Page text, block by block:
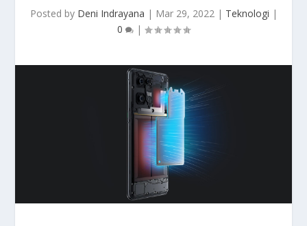
Posted by Deni Indrayana | Mar 29, 2022| Teknologi |
0
|